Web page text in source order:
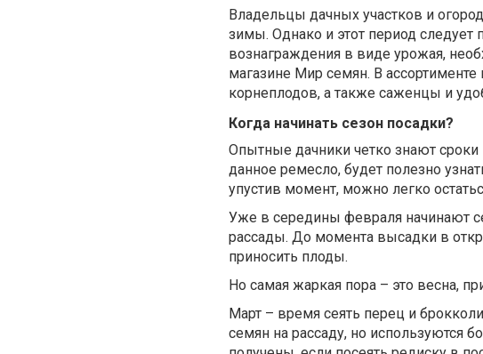
Владельцы дачных участков и
зимы. Однако и этот период следует
вознаграждения в виде урожая,
магазине Мир семян. В
корнеплодов, а также саженцы и
Когда начинать сезон посадки?
Опытные дачники четко знают сроки
данное ремесло, будет полезно
упустив момент, можно легко
Уже в середины февраля начинают
рассады. До момента высадки в
приносить плоды.
Но самая жаркая пора – это весна,
Март – время сеять перец и
семян на рассаду, но используются